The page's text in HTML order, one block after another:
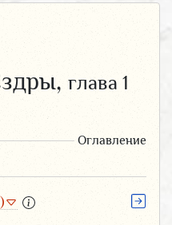
глава 1
Оглавление